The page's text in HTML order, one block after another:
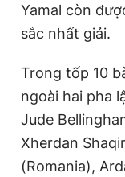
Yamal còn
sắc nhất giải.
Trong tốp 10
ngoài hai pha
Jude
Xherdan
(Romania),